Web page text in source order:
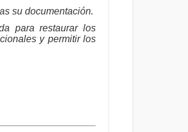
su documentación.
para restaurar los
y permitir los